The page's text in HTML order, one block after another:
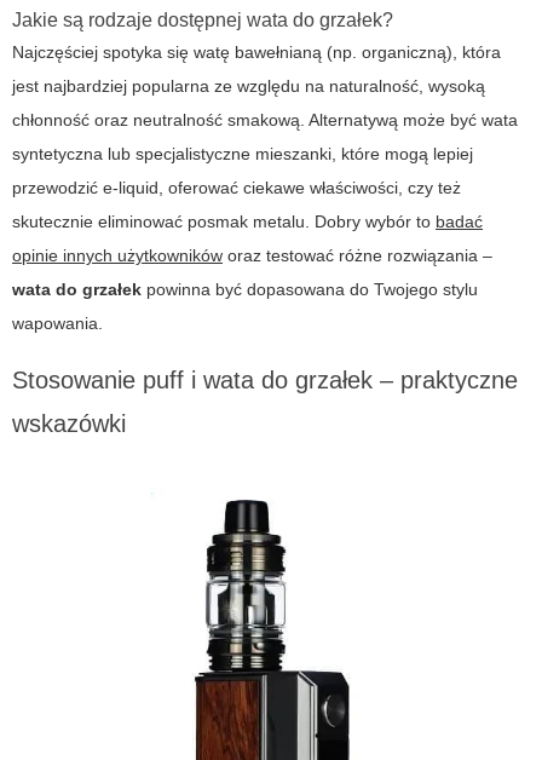
Jakie są rodzaje dostępnej wata do grzałek?
Najczęściej spotyka się watę bawełnianą (np. organiczną), która
jest najbardziej popularna ze względu na naturalność, wysoką
chłonność oraz neutralność smakową. Alternatywą może być wata
syntetyczna lub specjalistyczne mieszanki, które mogą lepiej
przewodzić e-liquid, oferować ciekawe właściwości, czy też
skutecznie eliminować posmak metalu. Dobry wybór to badać
opinie innych użytkowników oraz testować różne rozwiązania –
wata do grzałek powinna być dopasowana do Twojego stylu
wapowania.
Stosowanie puff i wata do grzałek – praktyczne
wskazówki